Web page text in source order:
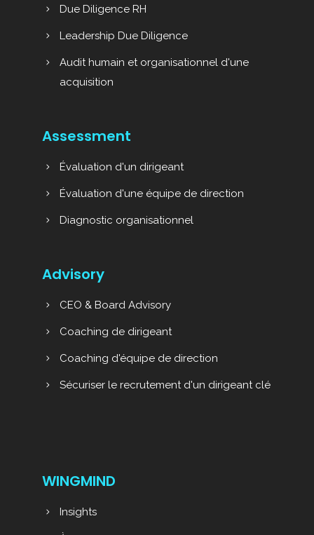
Due Diligence RH
Leadership Due Diligence
Audit humain et organisationnel d'une
acquisition
Assessment
Évaluation d'un dirigeant
Évaluation d'une équipe de direction
Diagnostic organisationnel
Advisory
CEO & Board Advisory
Coaching de dirigeant
Coaching d'équipe de direction
Sécuriser le recrutement d'un dirigeant clé
WINGMIND
Insights